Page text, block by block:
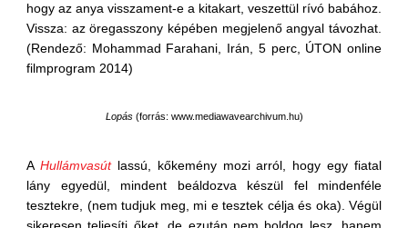
hogy az anya visszament-e a kitakart, veszettül rívó babához.
Vissza: az öregasszony képében megjelenő angyal távozhat.
(Rendező: Mohammad Farahani, Irán, 5 perc, ÚTON online
filmprogram 2014)
Lopás(forrás: www.mediawavearchivum.hu)
A Hullámvasútlassú, kőkemény mozi arról, hogy egy fiatal
lány egyedül, mindent beáldozva készül fel mindenféle
tesztekre, (nem tudjuk meg, mi e tesztek célja és oka). Végül